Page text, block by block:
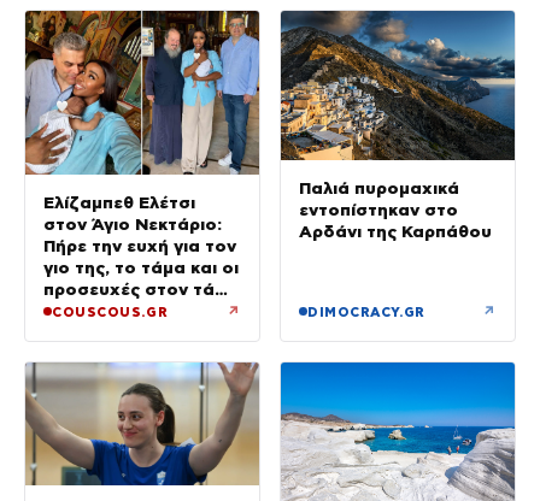
Ελίζαμπεθ Ελέτσι
στον Άγιο Νεκτάριο:
Πήρε την ευχή για τον
γιο της, το τάμα και οι
προσευχές στον τάφο
του Αγίου
COUSCOUS.GR ↗
Παλιά πυρομαχικά
εντοπίστηκαν στο
Αρδάνι της Καρπάθου
DIMOCRACY.GR ↗